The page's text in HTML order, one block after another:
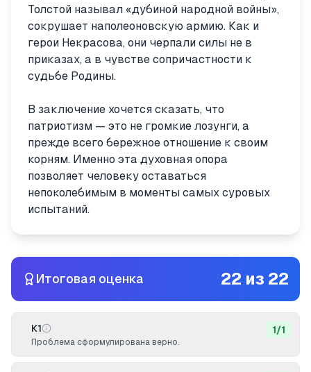
Толстой называл «дубиной народной войны»,
сокрушает наполеоновскую армию. Как и
герои Некрасова, они черпали силы не в
приказах, а в чувстве сопричастности к
судьбе Родины.
В заключение хочется сказать, что
патриотизм — это не громкие лозунги, а
прежде всего бережное отношение к своим
корням. Именно эта духовная опора
позволяет человеку оставаться
непоколебимым в моменты самых суровых
испытаний.
Итоговая оценка 22 из 22
К1
Проблема сформулирована верно.
1/1